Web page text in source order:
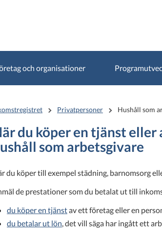
och organisationer
Privatpersoner Hushåll som
du köper en tjänst
som arbetsgivare
du köper till exempel städning, barnomsorg
de prestationer som du betalat ut till
du köper en tjänstav ett företag eller en
du betalar ut lön, det vill säga har ingått ett